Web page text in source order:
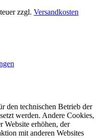
zzgl. Versandkosten
den technischen Betrieb der
werden. Andere Cookies,
Website erhöhen, der
mit anderen Websites